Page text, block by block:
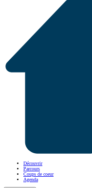
Découvrir
Parcours
Coups de coeur
Agenda